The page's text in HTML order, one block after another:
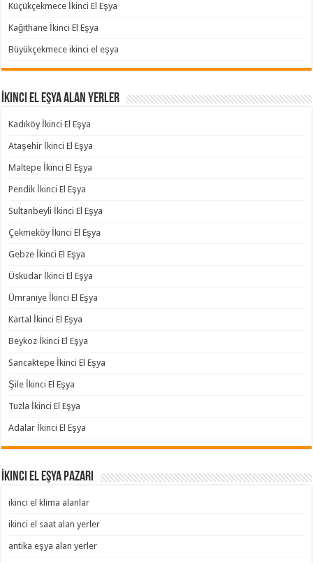
Küçükçekmece İkinci El Eşya
Kağıthane İkinci El Eşya
Büyükçekmece ikinci el eşya
İkinci El Eşya Alan Yerler
Kadıköy İkinci El Eşya
Ataşehir İkinci El Eşya
Maltepe İkinci El Eşya
Pendik İkinci El Eşya
Sultanbeyli İkinci El Eşya
Çekmeköy İkinci El Eşya
Gebze İkinci El Eşya
Üsküdar İkinci El Eşya
Ümraniye İkinci El Eşya
Kartal İkinci El Eşya
Beykoz İkinci El Eşya
Sancaktepe İkinci El Eşya
Şile İkinci El Eşya
Tuzla İkinci El Eşya
Adalar İkinci El Eşya
İkinci El Eşya Pazarı
ikinci el klima alanlar
ikinci el saat alan yerler
antika eşya alan yerler